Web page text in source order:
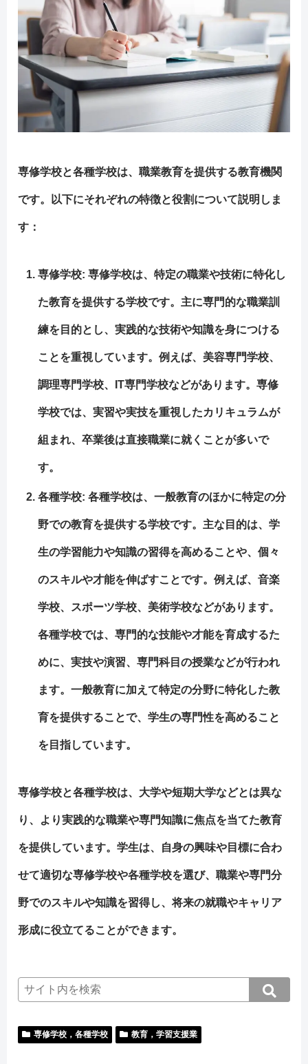
専修学校と各種学校は、職業教育を提供する教育機関
です。以下にそれぞれの特徴と役割について説明しま
す：
専修学校: 専修学校は、特定の職業や技術に特化し
た教育を提供する学校です。主に専門的な職業訓
練を目的とし、実践的な技術や知識を身につける
ことを重視しています。例えば、美容専門学校、
調理専門学校、IT専門学校などがあります。専修
学校では、実習や実技を重視したカリキュラムが
組まれ、卒業後は直接職業に就くことが多いで
す。
各種学校: 各種学校は、一般教育のほかに特定の分
野での教育を提供する学校です。主な目的は、学
生の学習能力や知識の習得を高めることや、個々
のスキルや才能を伸ばすことです。例えば、音楽
学校、スポーツ学校、美術学校などがあります。
各種学校では、専門的な技能や才能を育成するた
めに、実技や演習、専門科目の授業などが行われ
ます。一般教育に加えて特定の分野に特化した教
育を提供することで、学生の専門性を高めること
を目指しています。
専修学校と各種学校は、大学や短期大学などとは異な
り、より実践的な職業や専門知識に焦点を当てた教育
を提供しています。学生は、自身の興味や目標に合わ
せて適切な専修学校や各種学校を選び、職業や専門分
野でのスキルや知識を習得し、将来の就職やキャリア
形成に役立てることができます。
専修学校，各種学校 教育，学習支援業